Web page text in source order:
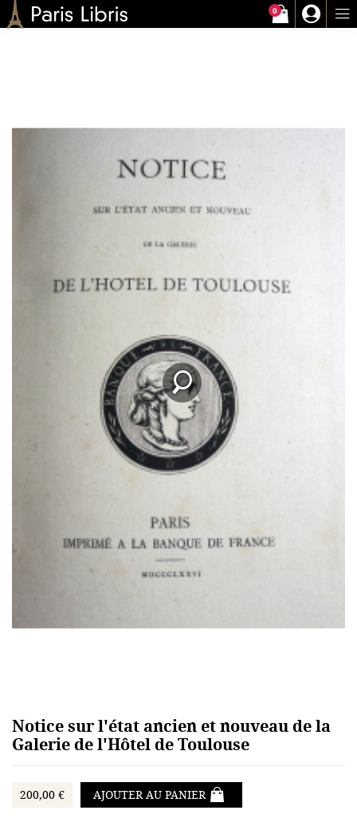
Paris-Libris
0
Notice sur l'état ancien et nouveau de la
Galerie de l'Hôtel de Toulouse
200,00 € AJOUTER AU PANIER